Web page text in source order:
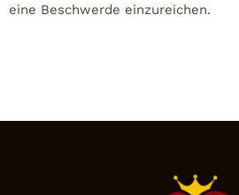
eine Beschwerde einzureichen.